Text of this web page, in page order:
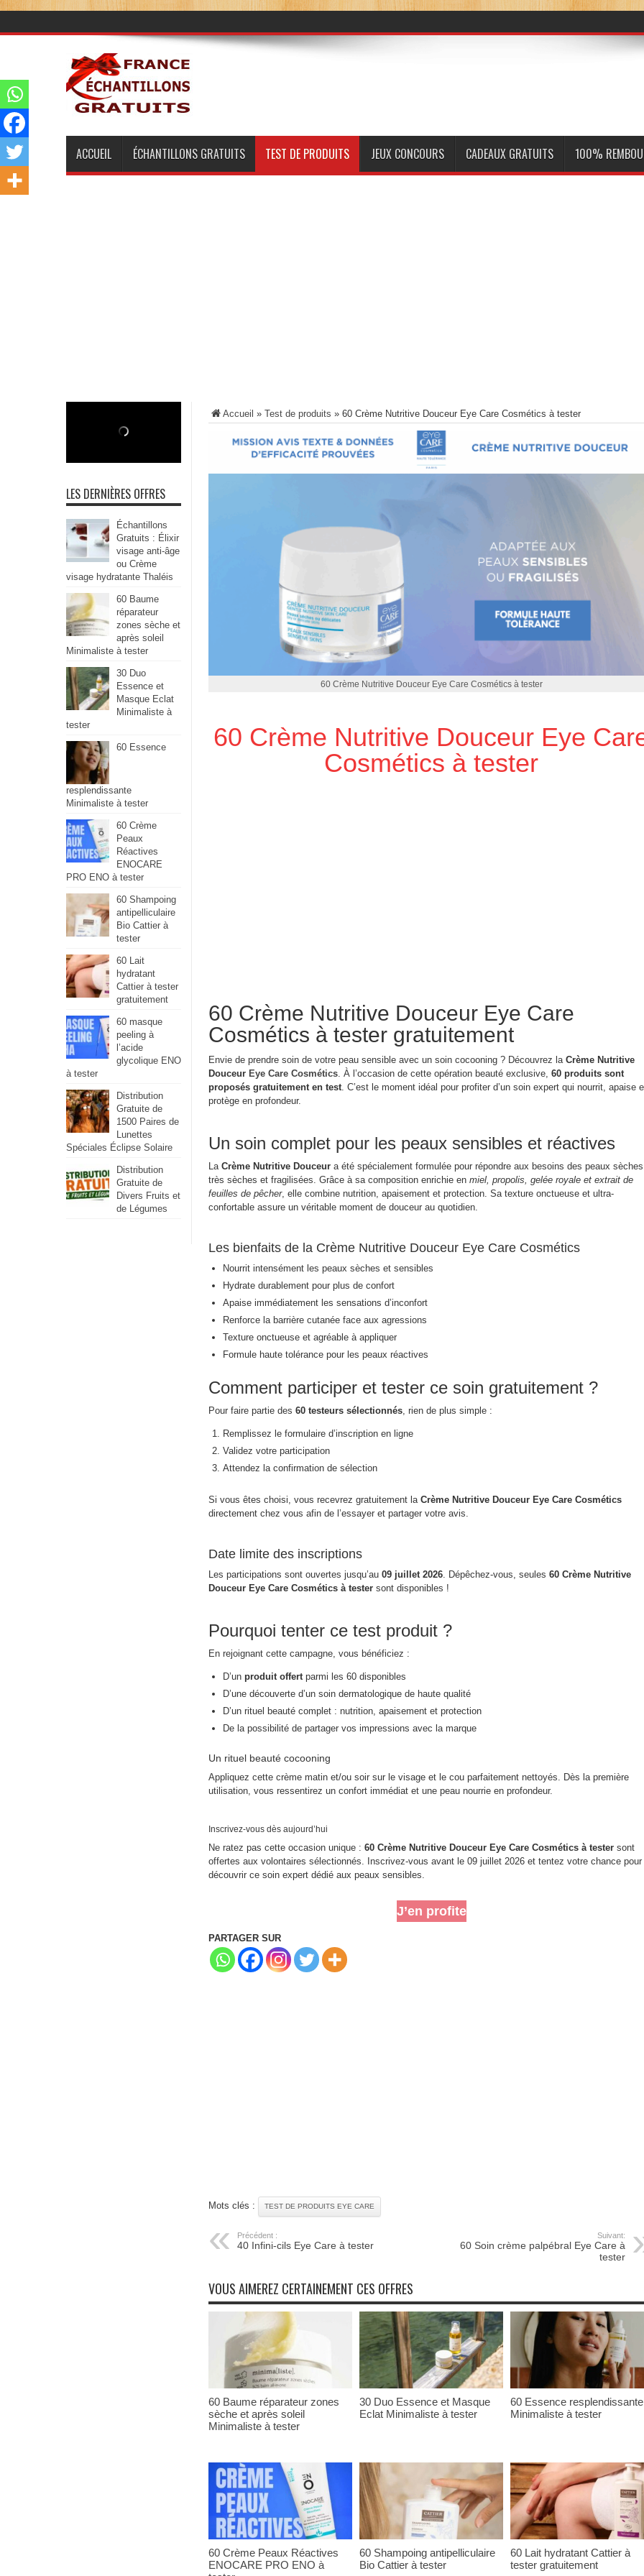
ACCUEIL ÉCHANTILLONS GRATUITS TEST DE PRODUITS JEUX CONCOURS CADEAUX GRATUITS 100%
Accueil » Test de produits » 60 Crème Nutritive Douceur Eye Care Cosmétics à tester
60 Crème Nutritive Douceur Eye Care Cosmétics à tester
60 Crème Nutritive Douceur Eye
Cosmétics à tester
60 Crème Nutritive Douceur Eye Care
Cosmétics à tester gratuitement
Envie de prendre soin de votre peau sensible avec un soin cocooning ? Découvrez la Crème Nutritive
Douceur Eye Care Cosmétics. À l’occasion de cette opération beauté exclusive, 60 produits sont
proposés gratuitement en test. C’est le moment idéal pour profiter d’un soin expert qui nourrit, apaise
protège en profondeur.
Un soin complet pour les peaux sensibles et réactives
La Crème Nutritive Douceur a été spécialement formulée pour répondre aux besoins des peaux
très sèches et fragilisées. Grâce à sa composition enrichie en miel, propolis, gelée royale et extrait de
feuilles de pêcher, elle combine nutrition, apaisement et protection. Sa texture onctueuse et ultra-
confortable assure un véritable moment de douceur au quotidien.
Les bienfaits de la Crème Nutritive Douceur Eye Care Cosmétics
Nourrit intensément les peaux sèches et sensibles
Hydrate durablement pour plus de confort
Apaise immédiatement les sensations d’inconfort
Renforce la barrière cutanée face aux agressions
Texture onctueuse et agréable à appliquer
Formule haute tolérance pour les peaux réactives
Comment participer et tester ce soin gratuitement ?
Pour faire partie des 60 testeurs sélectionnés, rien de plus simple :
Remplissez le formulaire d’inscription en ligne
Validez votre participation
Attendez la confirmation de sélection
Si vous êtes choisi, vous recevrez gratuitement la Crème Nutritive Douceur Eye Care Cosmétics
directement chez vous afin de l’essayer et partager votre avis.
Date limite des inscriptions
Les participations sont ouvertes jusqu’au 09 juillet 2026. Dépêchez-vous, seules 60 Crème Nutritive
Douceur Eye Care Cosmétics à tester sont disponibles !
Pourquoi tenter ce test produit ?
En rejoignant cette campagne, vous bénéficiez :
D’un produit offertparmi les 60 disponibles
D’une découverte d’un soin dermatologique de haute qualité
D’un rituel beauté complet : nutrition, apaisement et protection
De la possibilité de partager vos impressions avec la marque
Un rituel beauté cocooning
Appliquez cette crème matin et/ou soir sur le visage et le cou parfaitement nettoyés. Dès la première
utilisation, vous ressentirez un confort immédiat et une peau nourrie en profondeur.
Inscrivez-vous dès aujourd’hui
Ne ratez pas cette occasion unique : 60 Crème Nutritive Douceur Eye Care Cosmétics à tester sont
offertes aux volontaires sélectionnés. Inscrivez-vous avant le 09 juillet 2026 et tentez votre chance pour
découvrir ce soin expert dédié aux peaux sensibles.
J’en profite
PARTAGER SUR
Mots clés : TEST DE PRODUITS EYE CARE
Précédent :
40 Infini-cils Eye Care à tester
Suivant:
60 Soin crème palpébral Eye Care à
tester
VOUS AIMEREZ CERTAINEMENT CES OFFRES
60 Baume réparateur zones
sèche et après soleil
Minimaliste à tester
30 Duo Essence et Masque
Eclat Minimaliste à tester
60 Essence resplendissante
Minimaliste à tester
60 Crème Peaux Réactives
ENOCARE PRO ENO à
60 Shampoing antipelliculaire
Bio Cattier à tester
60 Lait hydratant Cattier à
tester gratuitement
LES DERNIÈRES OFFRES
Échantillons
Gratuits : Élixir
visage anti-âge
ou Crème
visage hydratante Thaléis
60 Baume
réparateur
zones sèche et
après soleil
Minimaliste à tester
30 Duo
Essence et
Masque Eclat
Minimaliste à
tester
60 Essence
resplendissante
Minimaliste à tester
60 Crème
Peaux
Réactives
ENOCARE
PRO ENO à tester
60 Shampoing
antipelliculaire
Bio Cattier à
tester
60 Lait
hydratant
Cattier à tester
gratuitement
60 masque
peeling à
l’acide
glycolique ENO
à tester
Distribution
Gratuite de
1500 Paires de
Lunettes
Spéciales Éclipse Solaire
Distribution
Gratuite de
Divers Fruits et
de Légumes